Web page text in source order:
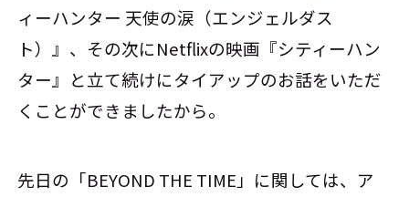
ィーハンター 天使の涙（エンジェルダス
ト）』、その次にNetflixの映画『シティーハン
ター』と立て続けにタイアップのお話をいただ
くことができましたから。
先日の「BEYOND THE TIME」に関しては、ア